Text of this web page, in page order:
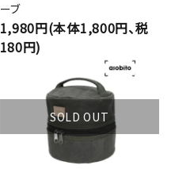
ーブ
1,980円(本体1,800円、税
180円)
SOLD OUT